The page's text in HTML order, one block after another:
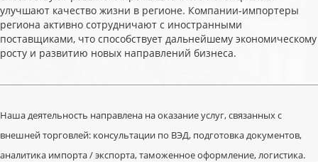
улучшают качество жизни в регионе. Компании-импортеры
региона активно сотрудничают с иностранными
поставщиками, что способствует дальнейшему экономическому
росту и развитию новых направлений бизнеса.
Наша деятельность направлена на оказание услуг, связанных с
внешней торговлей: консультации по ВЭД, подготовка документов,
аналитика импорта / экспорта, таможенное оформление, логистика.